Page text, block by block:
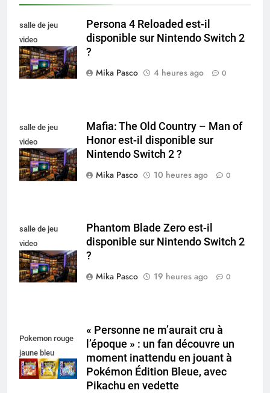
salle de jeu
video
collectionneur
Persona 4 Reloaded est-il
disponible sur Nintendo Switch 2
?
Mika Pasco
4 heures ago 0
salle de jeu
video
collectionneur
Mafia: The Old Country – Man of
Honor est-il disponible sur
Nintendo Switch 2 ?
Mika Pasco
10 heures ago 0
salle de jeu
video
collectionneur
Phantom Blade Zero est-il
disponible sur Nintendo Switch 2
?
Mika Pasco
19 heures ago 0
Pokemon rouge
jaune bleu
« Personne ne m’aurait cru à
l’époque » : un fan découvre un
moment inattendu en jouant à
Pokémon Édition Bleue, avec
Pikachu en vedette